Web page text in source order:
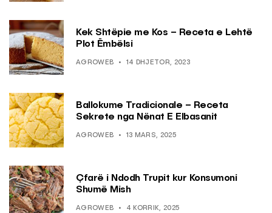
Kek Shtëpie me Kos – Receta e Lehtë
Plot Ëmbëlsi
AGROWEB 14 DHJETOR, 2023
Ballokume Tradicionale – Receta
Sekrete nga Nënat E Elbasanit
AGROWEB 13 MARS, 2025
Çfarë i Ndodh Trupit kur Konsumoni
Shumë Mish
AGROWEB 4 KORRIK, 2025